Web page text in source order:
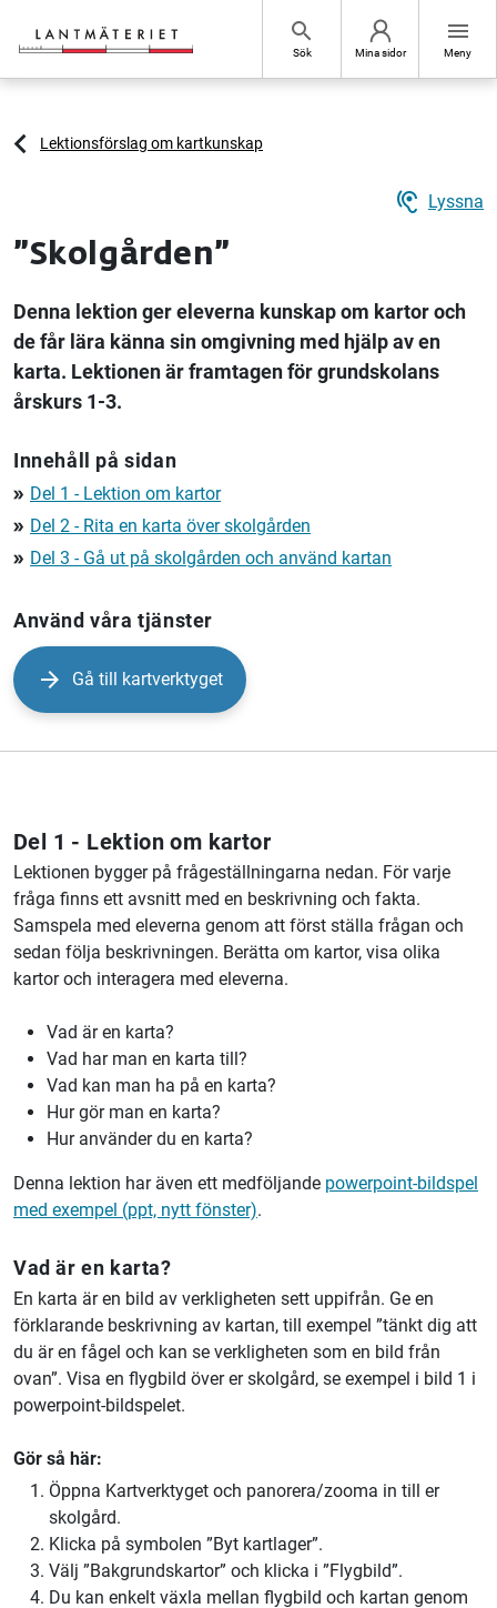
search
Sök Mina sidor
menu
Meny
Lektionsförslag om kartkunskap
hearing Lyssna
”Skolgården”
Denna lektion ger eleverna kunskap om kartor och
de får lära känna sin omgivning med hjälp av en
karta. Lektionen är framtagen för grundskolans
årskurs 1-3.
Innehåll på sidan
double_arrow Del 1 - Lektion om kartor
double_arrow Del 2 - Rita en karta över skolgården
double_arrow Del 3 - Gå ut på skolgården och använd kartan
Använd våra tjänster
Gå till kartverktyget
Del 1 - Lektion om kartor
Lektionen bygger på frågeställningarna nedan. För varje
fråga finns ett avsnitt med en beskrivning och fakta.
Samspela med eleverna genom att först ställa frågan och
sedan följa beskrivningen. Berätta om kartor, visa olika
kartor och interagera med eleverna.
Vad är en karta?
Vad har man en karta till?
Vad kan man ha på en karta?
Hur gör man en karta?
Hur använder du en karta?
Denna lektion har även ett medföljande powerpoint-bildspel
med exempel (ppt, nytt fönster).
Vad är en karta?
En karta är en bild av verkligheten sett uppifrån. Ge en
förklarande beskrivning av kartan, till exempel ”tänkt dig att
du är en fågel och kan se verkligheten som en bild från
ovan”. Visa en flygbild över er skolgård, se exempel i bild 1 i
powerpoint-bildspelet.
Gör så här:
Öppna Kartverktyget och panorera/zooma in till er
skolgård.
Klicka på symbolen ”Byt kartlager”.
Välj ”Bakgrundskartor” och klicka i ”Flygbild”.
Du kan enkelt växla mellan flygbild och kartan genom